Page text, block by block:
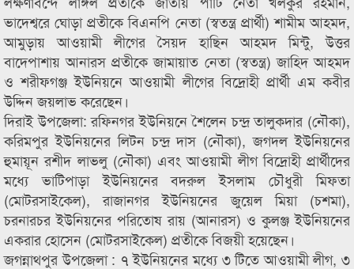
ভাদেশ্বরে ঘোড়া প্রতীকে বিএনপি নেতা (স্বতন্ত্র প্রার্থী) শামীম আহমদ,
আমুড়ায় আওয়ামী লীগের সৈয়দ হাছিন আহমদ মিন্টু, উত্তর
বাদেপাশায় আনারস প্রতীকে জামায়াত নেতা (স্বতন্ত্র) জাহিদ আহমদ
ও শরীফগঞ্জ ইউনিয়নে আওয়ামী লীগের বিদ্রোহী প্রার্থী এম কবীর
উদ্দিন জয়লাভ করেছেন।
দিরাই উপজেলা: রফিনগর ইউনিয়নে শৈলেন চন্দ্র তালুকদার (নৌকা),
করিমপুর ইউনিয়নের লিটন চন্দ্র দাস (নৌকা), জগদল ইউনিয়নের
হুমায়ূন রশীদ লাভলু (নৌকা) এবং আওয়ামী লীগ বিদ্রোহী প্রার্থীদের
মধ্যে ভাটিপাড়া ইউনিয়নের বদরুল ইসলাম চৌধুরী মিফতা
(মোটরসাইকেল), রাজানগর ইউনিয়নের জুয়েল মিয়া (চশমা),
চরনারচর ইউনিয়নের পরিতোষ রায় (আনারস) ও কুলঞ্জ ইউনিয়নের
একরার হোসেন (মোটরসাইকেল) প্রতীকে বিজয়ী হয়েছেন।
জগন্নাথপুর উপজেলা : ৭ ইউনিয়নের মধ্যে ৩ টিতে আওয়ামী লীগ, ৩